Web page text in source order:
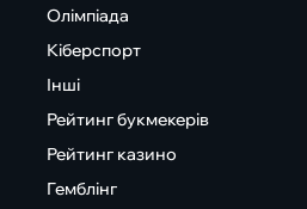
Олімпіада
Кіберспорт
Інші
Рейтинг букмекерів
Рейтинг казино
Гемблінг